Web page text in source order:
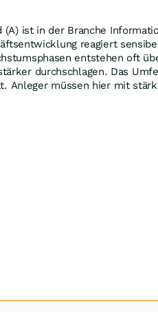
(A) ist in der Branche
reagiert
entstehen oft
durchschlagen. Das
Anleger müssen hier mit